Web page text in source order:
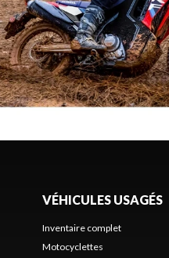
VÉHICULES USAGÉS
Inventaire complet
Motocyclettes